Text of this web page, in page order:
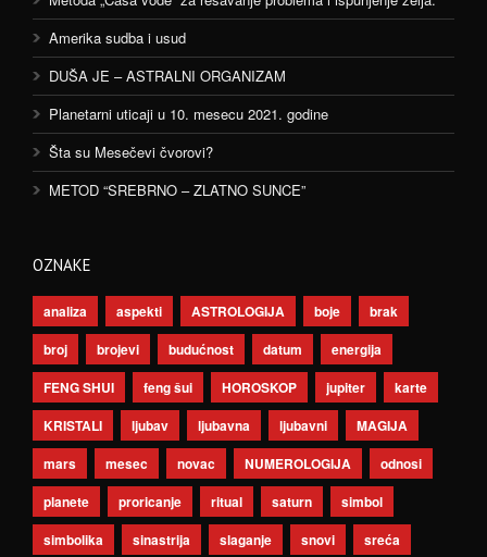
Amerika sudba i usud
DUŠA JE – ASTRALNI ORGANIZAM
Planetarni uticaji u 10. mesecu 2021. godine
Šta su Mesečevi čvorovi?
METOD “SREBRNO – ZLATNO SUNCE”
OZNAKE
analiza aspekti ASTROLOGIJA boje
brak
broj
brojevi budućnost datum
energija
FENG SHUI
feng šui HOROSKOP jupiter
karte
KRISTALI
ljubav ljubavna ljubavni
MAGIJA
mars
mesec novac NUMEROLOGIJA
odnosi
planete
proricanje ritual saturn
simbol
simbolika
sinastrija slaganje snovi sreća